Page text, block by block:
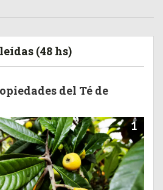
(48 hs)
del Té de
1